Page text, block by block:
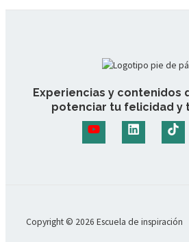
Experiencias y contenidos
potenciar tu felicidad y
Copyright © 2026 Escuela de inspiración